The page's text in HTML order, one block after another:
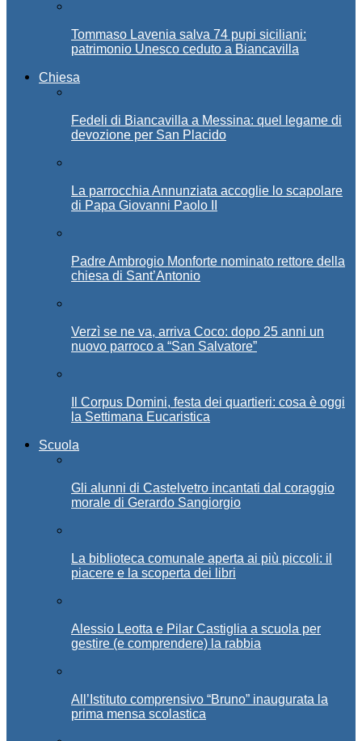
Tommaso Lavenia salva 74 pupi siciliani:
patrimonio Unesco ceduto a Biancavilla
Chiesa
Fedeli di Biancavilla a Messina: quel legame di
devozione per San Placido
La parrocchia Annunziata accoglie lo scapolare
di Papa Giovanni Paolo II
Padre Ambrogio Monforte nominato rettore della
chiesa di Sant’Antonio
Verzì se ne va, arriva Coco: dopo 25 anni un
nuovo parroco a “San Salvatore”
Il Corpus Domini, festa dei quartieri: cosa è oggi
la Settimana Eucaristica
Scuola
Gli alunni di Castelvetro incantati dal coraggio
morale di Gerardo Sangiorgio
La biblioteca comunale aperta ai più piccoli: il
piacere e la scoperta dei libri
Alessio Leotta e Pilar Castiglia a scuola per
gestire (e comprendere) la rabbia
All’Istituto comprensivo “Bruno” inaugurata la
prima mensa scolastica